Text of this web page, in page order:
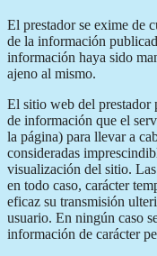
El prestador se exime de
de la información
información haya sido
ajeno al mismo.
El sitio web del prestador
de información que el
la página) para llevar a
consideradas
visualización del sitio.
en todo caso, carácter
eficaz su transmisión
usuario. En ningún caso
información de carácter